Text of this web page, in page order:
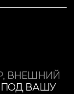
ВНЕШНИЙ
ПОД ВАШУ